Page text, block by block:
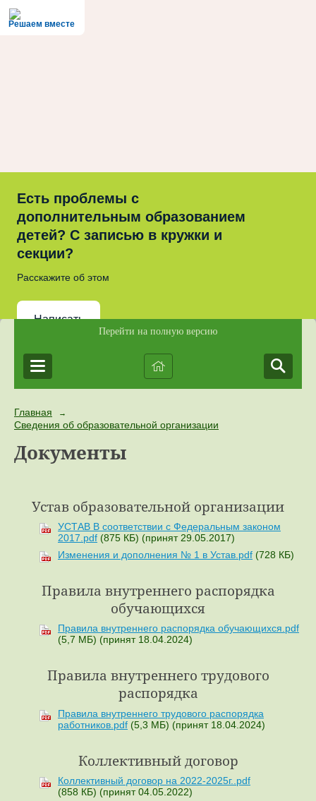
Решаем вместе
Есть проблемы с
дополнительным образованием
детей? С записью в кружки и
секции?
Расскажите об этом
Написать
Перейти на полную версию
Главная →
Сведения об образовательной организации
Документы
Устав образовательной организации
УСТАВ В соответствии с Федеральным законом
2017.pdf (875 КБ) (принят 29.05.2017)
Изменения и дополнения № 1 в Устав.pdf (728 КБ)
Правила внутреннего распорядка
обучающихся
Правила внутреннего распорядка обучающихся.pdf
(5,7 МБ) (принят 18.04.2024)
Правила внутреннего трудового
распорядка
Правила внутреннего трудового распорядка
работников.pdf (5,3 МБ) (принят 18.04.2024)
Коллективный договор
Коллективный договор на 2022-2025г..pdf
(858 КБ) (принят 04.05.2022)